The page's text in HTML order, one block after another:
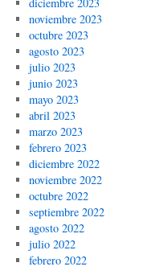
noviembre 2023
octubre 2023
agosto 2023
julio 2023
junio 2023
mayo 2023
abril 2023
marzo 2023
febrero 2023
diciembre 2022
noviembre 2022
octubre 2022
septiembre 2022
agosto 2022
julio 2022
febrero 2022